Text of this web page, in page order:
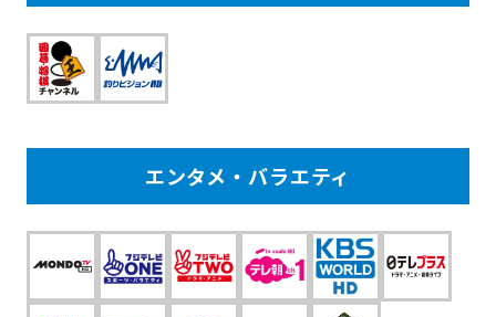
エンタメ・バラエティ